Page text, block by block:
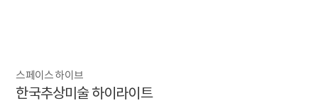
스페이스 하이브
한국추상미술 하이라이트